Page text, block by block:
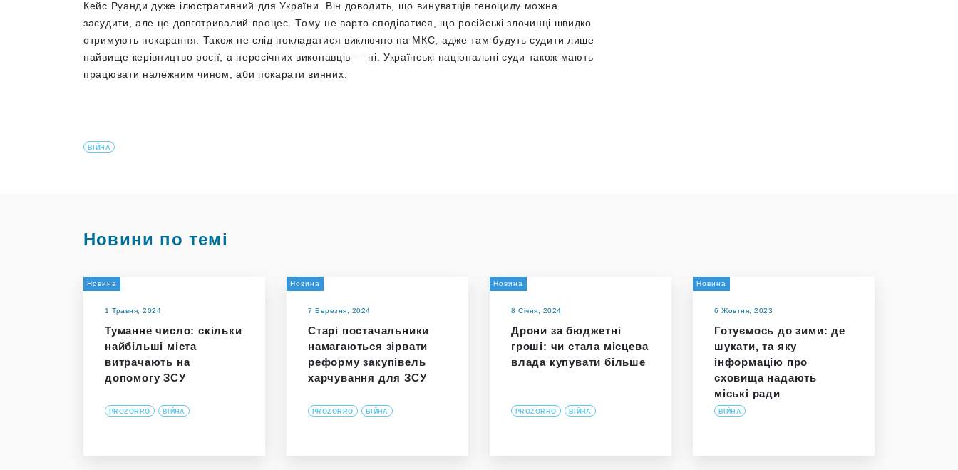
Кейс Руанди дуже ілюстративний для України. Він доводить, що винуватців геноциду можна
засудити, але це довготривалий процес. Тому не варто сподіватися, що російські злочинці швидко
отримують покарання. Також не слід покладатися виключно на МКС, адже там будуть судити лише
найвище керівництво росії, а пересічних виконавців — ні. Українські національні суди також мають
працювати належним чином, аби покарати винних.
ВІЙНА
Новини по темі
Новина
1 Травня, 2024
Туманне число: скільки
найбільші міста
витрачають на
допомогу ЗСУ
PROZORRO ВІЙНА
Новина
7 Березня, 2024
Старі постачальники
намагаються зірвати
реформу закупівель
харчування для ЗСУ
PROZORRO ВІЙНА
Новина
8 Січня, 2024
Дрони за бюджетні
гроші: чи стала місцева
влада купувати більше
PROZORRO ВІЙНА
Новина
6 Жовтня, 2023
Готуємось до зими: де
шукати, та яку
інформацію про
сховища надають
міські ради
ВІЙНА